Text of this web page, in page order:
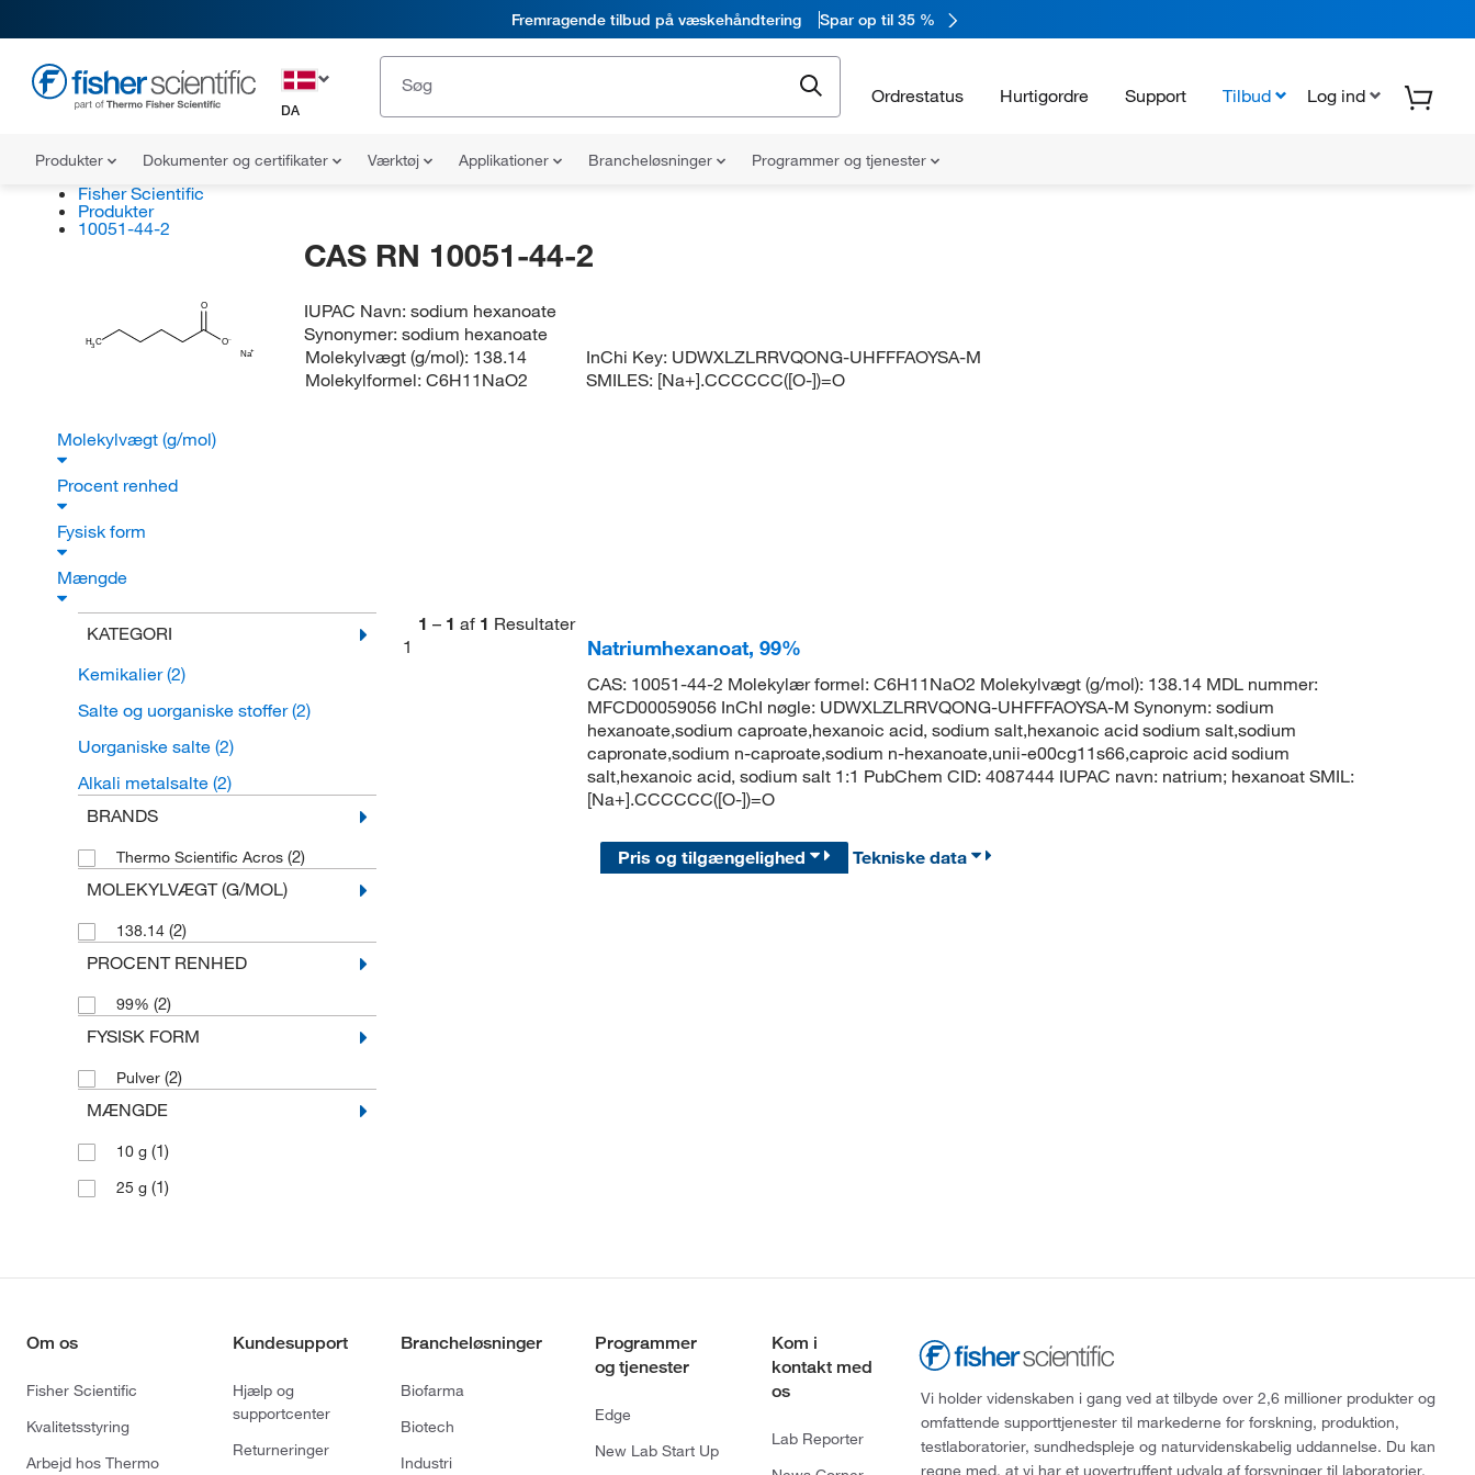
Fremragende tilbud på væskehåndtering Spar op til 35 %
DA
Ordrestatus Hurtigordre Support Tilbud Log ind
Produkter Dokumenter og certifikater Værktøj Applikationer Brancheløsninger Programmer og tjenester
Fisher Scientific
Produkter
10051-44-2
Na
H3C O
O
CAS RN 10051-44-2
IUPAC Navn:sodium hexanoate
Synonymer:sodium hexanoate
Molekylvægt (g/mol): 138.14
Molekylformel: C6H11NaO2
InChi Key: UDWXLZLRRVQONG-UHFFFAOYSA-M
SMILES: [Na+].CCCCCC([O-])=O
Molekylvægt (g/mol)
Procent renhed
Fysisk form
Mængde
KATEGORI
Kemikalier(2)
Salte og uorganiske stoffer(2)
Uorganiske salte (2)
Alkali metalsalte (2)
BRANDS
Thermo Scientific Acros (2)
MOLEKYLVÆGT (G/MOL)
138.14 (2)
PROCENT RENHED
99% (2)
FYSISK FORM
Pulver (2)
MÆNGDE
10 g (1)
25 g (1)
1 – 1 af 1 Resultater
1
Natriumhexanoat, 99%
CAS: 10051-44-2 Molekylær formel: C6H11NaO2 Molekylvægt (g/mol): 138.14 MDL nummer:
MFCD00059056 InChI nøgle: UDWXLZLRRVQONG-UHFFFAOYSA-M Synonym: sodium
hexanoate,sodium caproate,hexanoic acid, sodium salt,hexanoic acid sodium salt,sodium
capronate,sodium n-caproate,sodium n-hexanoate,unii-e00cg11s66,caproic acid sodium
salt,hexanoic acid, sodium salt 1:1 PubChem CID: 4087444 IUPAC navn: natrium; hexanoat SMIL:
[Na+].CCCCCC([O-])=O
Pris og tilgængelighed Tekniske data
Om os
Fisher Scientific
Kvalitetsstyring
Arbejd hos Thermo
Kundesupport
Hjælp og
supportcenter
Returneringer
Brancheløsninger
Biofarma
Biotech
Industri
Programmer
og tjenester
Edge
New Lab Start Up
Kom i
kontakt med
os
Lab Reporter
Vi holder videnskaben i gang ved at tilbyde over 2,6 millioner produkter og
omfattende supporttjenester til markederne for forskning, produktion,
testlaboratorier, sundhedspleje og naturvidenskabelig uddannelse. Du kan
regne med, at vi har et uovertruffent udvalg af forsyninger til laboratorier,